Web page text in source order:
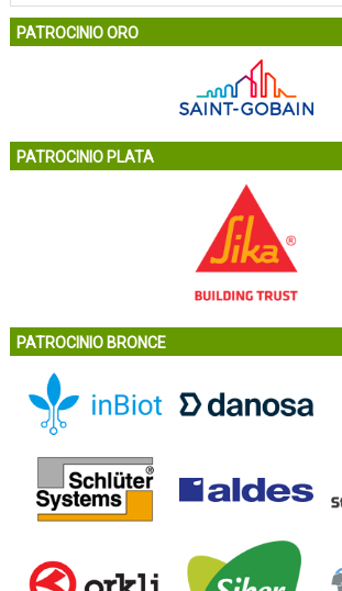
PATROCINIO ORO
PATROCINIO PLATA
PATROCINIO BRONCE